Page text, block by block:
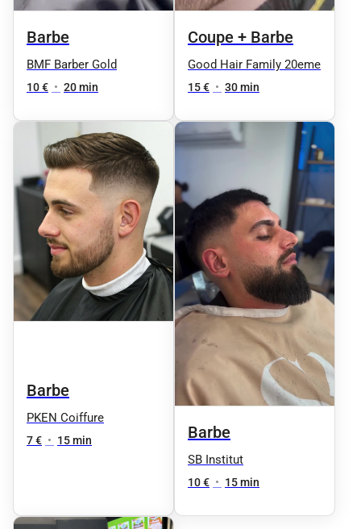
Barbe
BMF Barber Gold
10 € • 20 min
Coupe + Barbe
Good Hair Family 20eme
15 € • 30 min
Barbe
PKEN Coiffure
7 € • 15 min Barbe
SB Institut
10 € • 15 min